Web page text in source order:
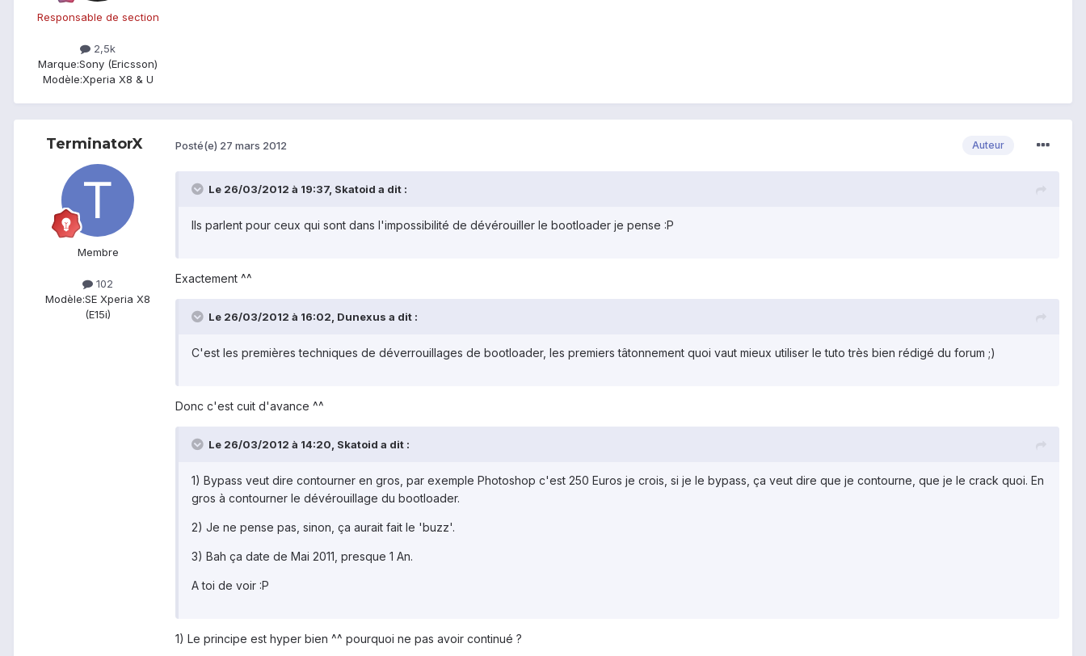
Responsable de section
2,5k
Marque:Sony (Ericsson)
Modèle:Xperia X8 & U
TerminatorX
Membre
102
Modèle:SE Xperia X8
(E15i)
Auteur
Posté(e) 27 mars 2012
Le 26/03/2012 à 19:37, Skatoid a dit :
Ils parlent pour ceux qui sont dans l'impossibilité de dévérouiller le bootloader je pense :P
Exactement ^^
Le 26/03/2012 à 16:02, Dunexus a dit :
C'est les premières techniques de déverrouillages de bootloader, les premiers tâtonnement quoi vaut mieux utiliser le tuto très bien rédigé du forum ;)
Donc c'est cuit d'avance ^^
Le 26/03/2012 à 14:20, Skatoid a dit :
1) Bypass veut dire contourner en gros, par exemple Photoshop c'est 250 Euros je crois, si je le bypass, ça veut dire que je contourne, que je le crack quoi. En
gros à contourner le dévérouillage du bootloader.
2) Je ne pense pas, sinon, ça aurait fait le 'buzz'.
3) Bah ça date de Mai 2011, presque 1 An.
A toi de voir :P
1) Le principe est hyper bien ^^ pourquoi ne pas avoir continué ?